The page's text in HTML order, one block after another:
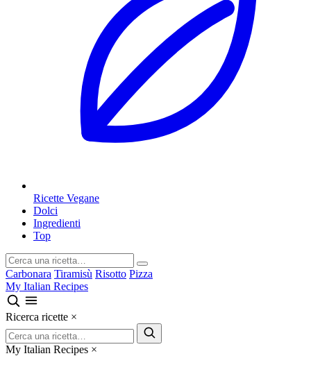
Ricette Vegane
Dolci
Ingredienti
Top
Carbonara Tiramisù Risotto Pizza
My Italian Recipes
Ricerca ricette ×
My Italian Recipes ×